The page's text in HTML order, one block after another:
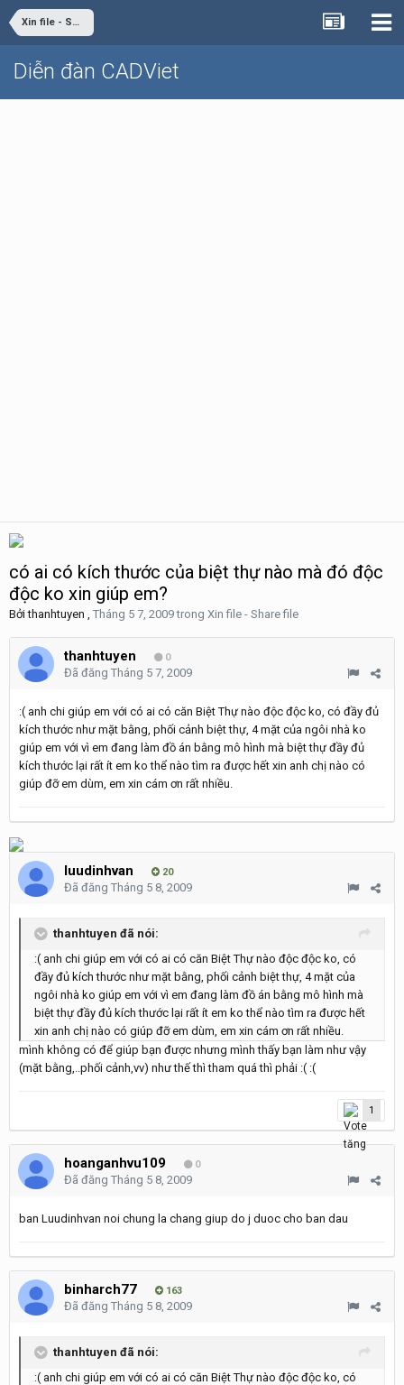
Xin file - Share file
Diễn đàn CADViet
có ai có kích thước của biệt thự nào mà đó độc
độc ko xin giúp em?
Bởithanhtuyen , Tháng 5 7, 2009trong Xin file - Share file
thanhtuyen 0
Đã đăng Tháng 5 7, 2009
:( anh chi giúp em với có ai có căn Biệt Thự nào độc độc ko, có đầy đủ
kích thước như mặt bằng, phối cảnh biệt thự, 4 mặt của ngôi nhà ko
giúp em với vì em đang làm đồ án bằng mô hình mà biệt thự đầy đủ
kích thước lại rất ít em ko thể nào tìm ra được hết xin anh chị nào có
giúp đỡ em dùm, em xin cám ơn rất nhiều.
luudinhvan 20
Đã đăng Tháng 5 8, 2009
thanhtuyen đã nói:
:( anh chi giúp em với có ai có căn Biệt Thự nào độc độc ko, có
đầy đủ kích thước như mặt bằng, phối cảnh biệt thự, 4 mặt của
ngôi nhà ko giúp em với vì em đang làm đồ án bằng mô hình mà
biệt thự đầy đủ kích thước lại rất ít em ko thể nào tìm ra được hết
xin anh chị nào có giúp đỡ em dùm, em xin cám ơn rất nhiều.
mình không có để giúp bạn được nhưng mình thấy bạn làm như vậy
(mặt bằng,..phối cảnh,vv) như thế thì tham quá thì phải :( :(
1
hoanganhvu109 0
Đã đăng Tháng 5 8, 2009
ban Luudinhvan noi chung la chang giup do j duoc cho ban dau
binharch77 163
Đã đăng Tháng 5 8, 2009
thanhtuyen đã nói:
:( anh chi giúp em với có ai có căn Biệt Thự nào độc độc ko, có